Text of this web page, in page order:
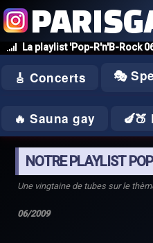
La playlist 'Pop-R'n'B-Rock
🎸 Concerts 🎭
🔥 Sauna gay
NOTRE PLAYLIST
Une vingtaine de tubes sur le
06/2009